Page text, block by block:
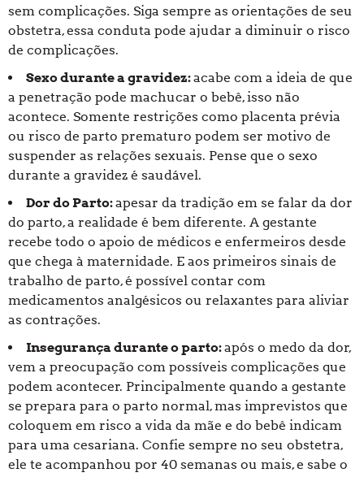
sem complicações. Siga sempre as orientações de seu
obstetra, essa conduta pode ajudar a diminuir o risco
de complicações.
Sexo durante a gravidez:acabe com a ideia de que
a penetração pode machucar o bebê, isso não
acontece. Somente restrições como placenta prévia
ou risco de parto prematuro podem ser motivo de
suspender as relações sexuais. Pense que o sexo
durante a gravidez é saudável.
Dor do Parto:apesar da tradição em se falar da dor
do parto, a realidade é bem diferente. A gestante
recebe todo o apoio de médicos e enfermeiros desde
que chega à maternidade. E aos primeiros sinais de
trabalho de parto, é possível contar com
medicamentos analgésicos ou relaxantes para aliviar
as contrações.
Insegurança durante o parto:após o medo da dor,
vem a preocupação com possíveis complicações que
podem acontecer. Principalmente quando a gestante
se prepara para o parto normal, mas imprevistos que
coloquem em risco a vida da mãe e do bebê indicam
para uma cesariana. Confie sempre no seu obstetra,
ele te acompanhou por 40 semanas ou mais, e sabe o